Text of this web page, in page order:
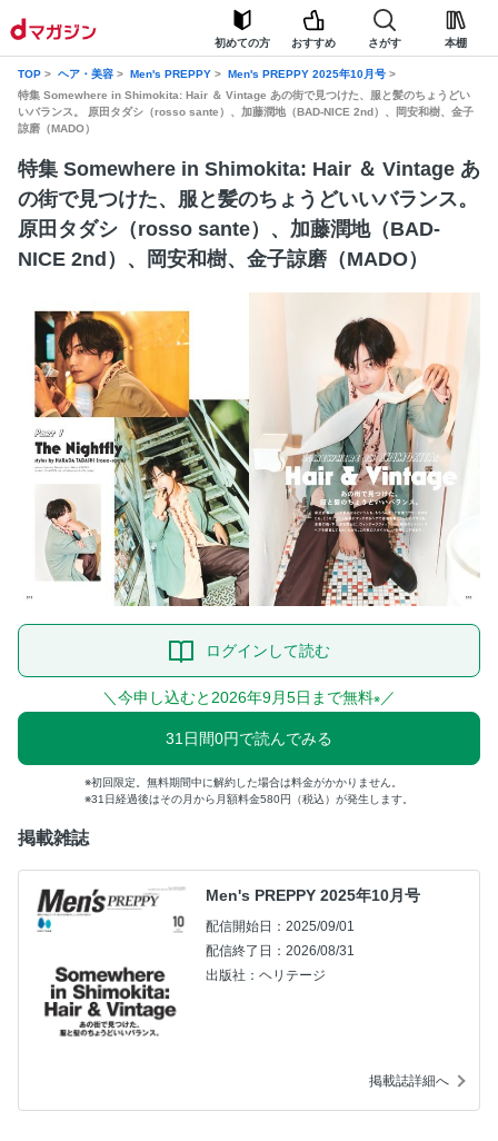
初めての方 おすすめ さがす 本棚
TOP ヘア・美容 Men's PREPPY
Men's PREPPY 2025年10月号
特集 Somewhere in Shimokita: Hair ＆ Vintage あの街で見つけた、服と髪のちょうどい
いバランス。 原田タダシ（rosso sante）、加藤潤地（BAD-NICE 2nd）、岡安和樹、金子
諒磨（MADO）
特集 Somewhere in Shimokita: Hair ＆ Vintage あ
の街で見つけた、服と髪のちょうどいいバランス。
原田タダシ（rosso sante）、加藤潤地（BAD-
NICE 2nd）、岡安和樹、金子諒磨（MADO）
ログインして読む
＼今申し込むと2026年9月5日まで無料※／
31日間0円で読んでみる
初回限定。無料期間中に解約した場合は料金がかかりません。
31日経過後はその月から月額料金580円（税込）が発生します。
掲載雑誌
Men's PREPPY 2025年10月号
配信開始日：2025/09/01
配信終了日：2026/08/31
出版社：ヘリテージ
掲載誌詳細へ